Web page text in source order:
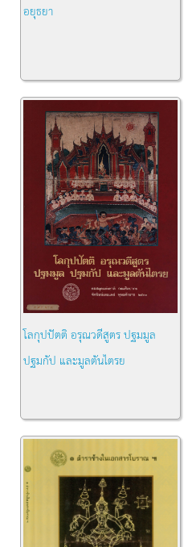
อยุธยา
โลกุปปัตติ อรุณวดีสูตร ปฐมมูล
ปฐมกัป และมูลตันไตรย